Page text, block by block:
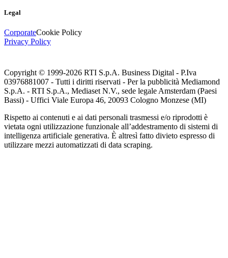
Legal
CorporateCookie Policy
Privacy Policy
Copyright © 1999-2026 RTI S.p.A. Business Digital - P.Iva
03976881007 - Tutti i diritti riservati - Per la pubblicità Mediamond
S.p.A. - RTI S.p.A., Mediaset N.V., sede legale Amsterdam (Paesi
Bassi) - Uffici Viale Europa 46, 20093 Cologno Monzese (MI)
Rispetto ai contenuti e ai dati personali trasmessi e/o riprodotti è
vietata ogni utilizzazione funzionale all’addestramento di sistemi di
intelligenza artificiale generativa. È altresì fatto divieto espresso di
utilizzare mezzi automatizzati di data scraping.